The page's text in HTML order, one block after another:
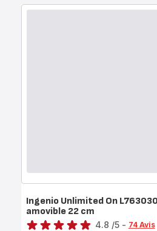
Ingenio Unlimited On
amovible 22 cm
Note
4.8 /5 - 74 Avis